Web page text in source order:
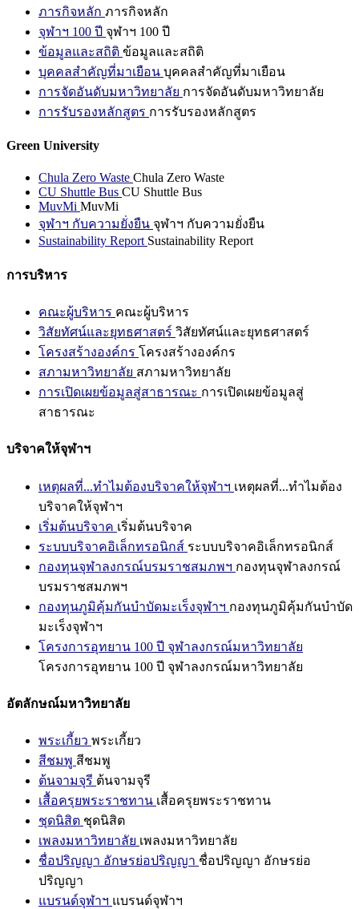
ภารกิจหลัก ภารกิจหลัก
จุฬาฯ 100 ปี จุฬาฯ 100 ปี
ข้อมูลและสถิติ ข้อมูลและสถิติ
บุคคลสำคัญที่มาเยือน บุคคลสำคัญที่มาเยือน
การจัดอันดับมหาวิทยาลัย การจัดอันดับมหาวิทยาลัย
การรับรองหลักสูตร การรับรองหลักสูตร
Green University
Chula Zero Waste Chula Zero Waste
CU Shuttle Bus CU Shuttle Bus
MuvMi MuvMi
จุฬาฯ กับความยั่งยืน จุฬาฯ กับความยั่งยืน
Sustainability Report Sustainability Report
การบริหาร
คณะผู้บริหาร คณะผู้บริหาร
วิสัยทัศน์และยุทธศาสตร์ วิสัยทัศน์และยุทธศาสตร์
โครงสร้างองค์กร โครงสร้างองค์กร
สภามหาวิทยาลัย สภามหาวิทยาลัย
การเปิดเผยข้อมูลสู่สาธารณะ การเปิดเผยข้อมูลสู่
สาธารณะ
บริจาคให้จุฬาฯ
เหตุผลที่...ทำไมต้องบริจาคให้จุฬาฯ เหตุผลที่...ทำไมต้อง
บริจาคให้จุฬาฯ
เริ่มต้นบริจาค เริ่มต้นบริจาค
ระบบบริจาคอิเล็กทรอนิกส์ ระบบบริจาคอิเล็กทรอนิกส์
กองทุนจุฬาลงกรณ์บรมราชสมภพฯ กองทุนจุฬาลงกรณ์
บรมราชสมภพฯ
กองทุนภูมิคุ้มกันบำบัดมะเร็งจุฬาฯ กองทุนภูมิคุ้มกันบำบัด
มะเร็งจุฬาฯ
โครงการอุทยาน 100 ปี จุฬาลงกรณ์มหาวิทยาลัย
โครงการอุทยาน 100 ปี จุฬาลงกรณ์มหาวิทยาลัย
อัตลักษณ์มหาวิทยาลัย
พระเกี้ยว พระเกี้ยว
สีชมพู สีชมพู
ต้นจามจุรี ต้นจามจุรี
เสื้อครุยพระราชทาน เสื้อครุยพระราชทาน
ชุดนิสิต ชุดนิสิต
เพลงมหาวิทยาลัย เพลงมหาวิทยาลัย
ชื่อปริญญา อักษรย่อปริญญา ชื่อปริญญา อักษรย่อ
ปริญญา
แบรนด์จุฬาฯ แบรนด์จุฬาฯ